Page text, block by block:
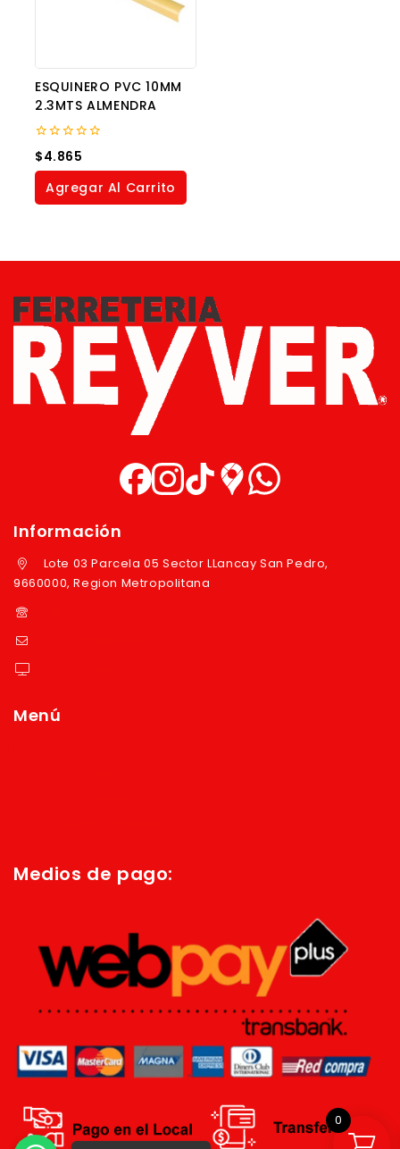
ESQUINERO PVC 10MM
2.3MTS ALMENDRA
0
out
of
$4.865
Agregar Al Carrito
Información
Lote 03 Parcela 05 Sector LLancay San Pedro,
9660000, Region Metropolitana
Menú
Medios de pago:
0